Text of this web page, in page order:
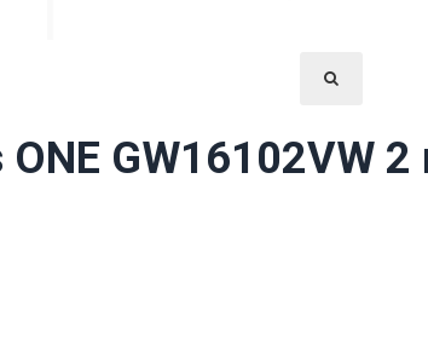
GW16102VW